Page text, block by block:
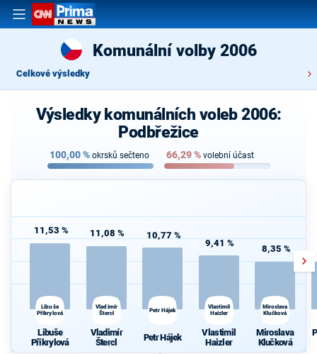
Komunální volby 2006
Celkové výsledky
Výsledky komunálních voleb 2006:
Podbřežice
100,00% okrsků sečteno 66,29% volební účast
11,53 %
Libuše
Přikrylová
Libuše
Přikrylová
11,08 %
Vladimír
Štercl
Vladimír
Štercl
10,77 %
Petr Hájek
Petr Hájek
9,41 %
Vlastimil
Haizler
Vlastimil
Haizler
8,35 %
Miroslava
Klučková
Miroslava
Klučková